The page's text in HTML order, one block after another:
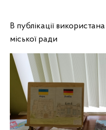
В публікації
міської ради